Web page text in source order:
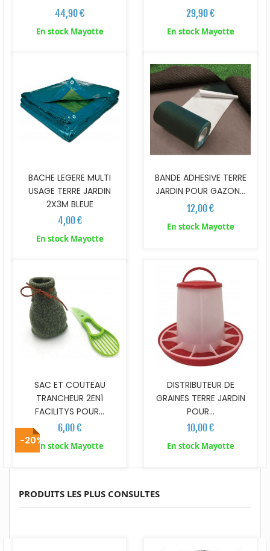
44,90 €
En stock Mayotte
29,90 €
En stock Mayotte
BACHE LEGERE MULTI
USAGE TERRE JARDIN
2X3M BLEUE
4,00 €
En stock Mayotte
BANDE ADHESIVE TERRE
JARDIN POUR GAZON...
12,00 €
En stock Mayotte
SAC ET COUTEAU
TRANCHEUR 2EN1
FACILITYS POUR...
6,00 €
En stock Mayotte
DISTRIBUTEUR DE
GRAINES TERRE JARDIN
POUR...
10,00 €
En stock Mayotte
PRODUITS LES PLUS CONSULTES
-20%